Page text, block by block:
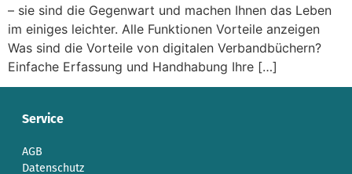
– sie sind die Gegenwart und machen Ihnen das Leben
im einiges leichter. Alle Funktionen Vorteile anzeigen
Was sind die Vorteile von digitalen Verbandbüchern?
Einfache Erfassung und Handhabung Ihre […]
Service
AGB
Datenschutz